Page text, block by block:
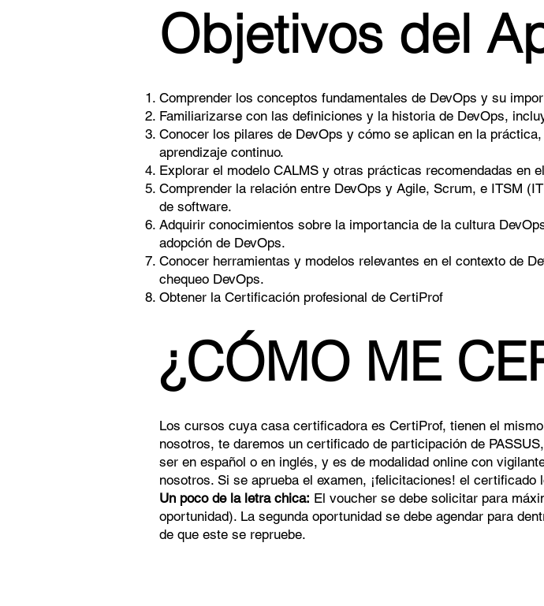
Objetivos del
Comprender los conceptos fundamentales de DevOps y su
Familiarizarse con las definiciones y la historia de DevOps,
Conocer los pilares de DevOps y cómo se aplican en la
aprendizaje continuo.
Explorar el modelo CALMS y otras prácticas recomendadas en
Comprender la relación entre DevOps y Agile, Scrum, e ITSM
de software.
Adquirir conocimientos sobre la importancia de la cultura
adopción de DevOps.
Conocer herramientas y modelos relevantes en el contexto de
chequeo DevOps.
Obtener la Certificación profesional de CertiProf
¿CÓMO ME
Los cursos cuya casa certificadora es CertiProf, tienen el
nosotros, te daremos un certificado de participación de
ser en español o en inglés, y es de modalidad online con
nosotros. Si se aprueba el examen, ¡felicitaciones! el
Un poco de la letra chica: El voucher se debe solicitar para
oportunidad). La segunda oportunidad se debe agendar para
de que este se repruebe.